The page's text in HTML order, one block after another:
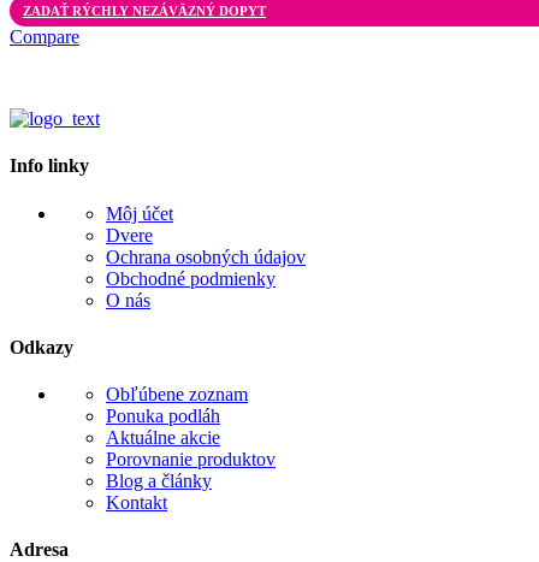
ZADAŤ RÝCHLY NEZÁVÄZNÝ DOPYT
Compare
Info linky
Môj účet
Dvere
Ochrana osobných údajov
Obchodné podmienky
O nás
Odkazy
Obľúbene zoznam
Ponuka podláh
Aktuálne akcie
Porovnanie produktov
Blog a články
Kontakt
Adresa